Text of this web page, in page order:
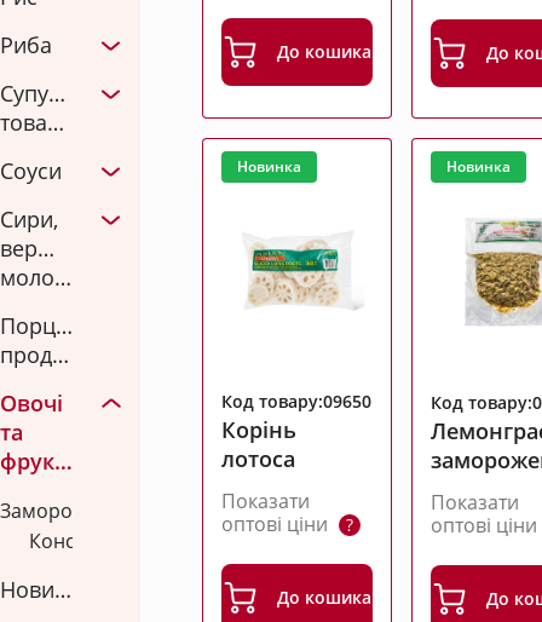
Риба
Супутні
товари
Соуси
Сири,
вершки,
молоко
Порційна
продукція
Овочі
та
фрукти
Заморожені
Консервовані
Новинка
До кошика До
Новинка
Код товару:09650
Корінь
лотоса
слайси
Показати
оптові ціни
?
До кошика
Новинка
Код
різаний
Показати
оптові ціни
До